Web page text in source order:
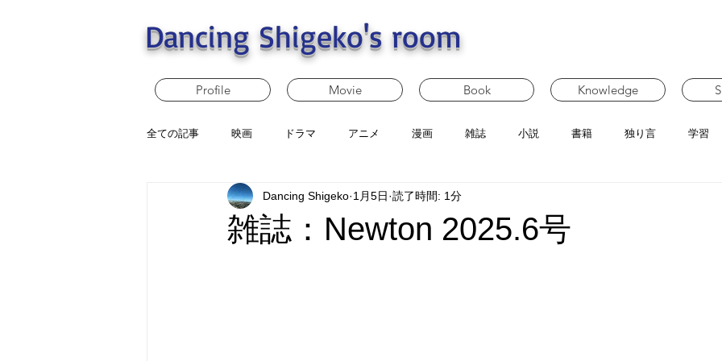
Dancing Shigeko's room
Profile Movie Book Knowledge
全ての記事 映画 ドラマ アニメ 漫画 雑誌 小説 書籍 独り言 学習
雑誌：Newton 2025.6号
Dancing Shigeko 1月5日 読了時間: 1分